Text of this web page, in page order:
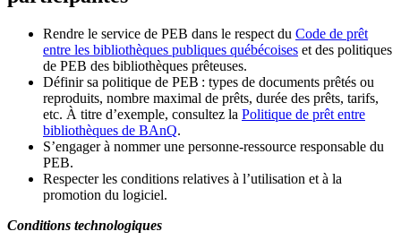
Rendre le service de PEB dans le respect du Code de prêt
entre les bibliothèques publiques québécoises et des politiques
de PEB des bibliothèques prêteuses.
Définir sa politique de PEB : types de documents prêtés ou
reproduits, nombre maximal de prêts, durée des prêts, tarifs,
etc. À titre d’exemple, consultez la Politique de prêt entre
bibliothèques de BAnQ.
S’engager à nommer une personne-ressource responsable du
PEB.
Respecter les conditions relatives à l’utilisation et à la
promotion du logiciel.
Conditions technologiques